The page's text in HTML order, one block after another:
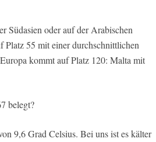
Südasien oder auf der Arabischen
55 mit einer durchschnittlichen
kommt auf Platz 120: Malta mit
belegt?
9,6 Grad Celsius. Bei uns ist es kälter